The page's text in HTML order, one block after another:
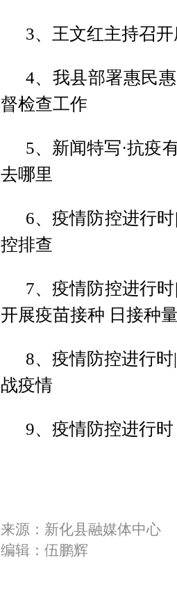
3、王文红主持召
4、我县部署惠民
督检查工作
5、新闻特写·抗疫
去哪里
6、疫情防控进行
控排查
7、疫情防控进行
开展疫苗接种 日接种
8、疫情防控进行
战疫情
9、疫情防控进行
来源：新化县融媒体中心
编辑：伍鹏辉